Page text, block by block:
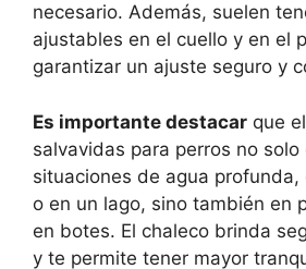
necesario. Además, suelen
ajustables en el cuello y en el
garantizar un ajuste seguro y
Es importante destacar que
salvavidas para perros no solo
situaciones de agua profunda,
o en un lago, sino también en
en botes. El chaleco brinda
y te permite tener mayor